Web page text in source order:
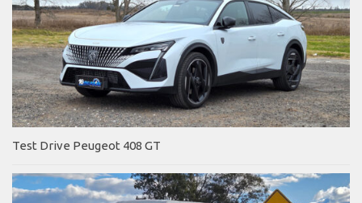
Test Drive Peugeot 408 GT